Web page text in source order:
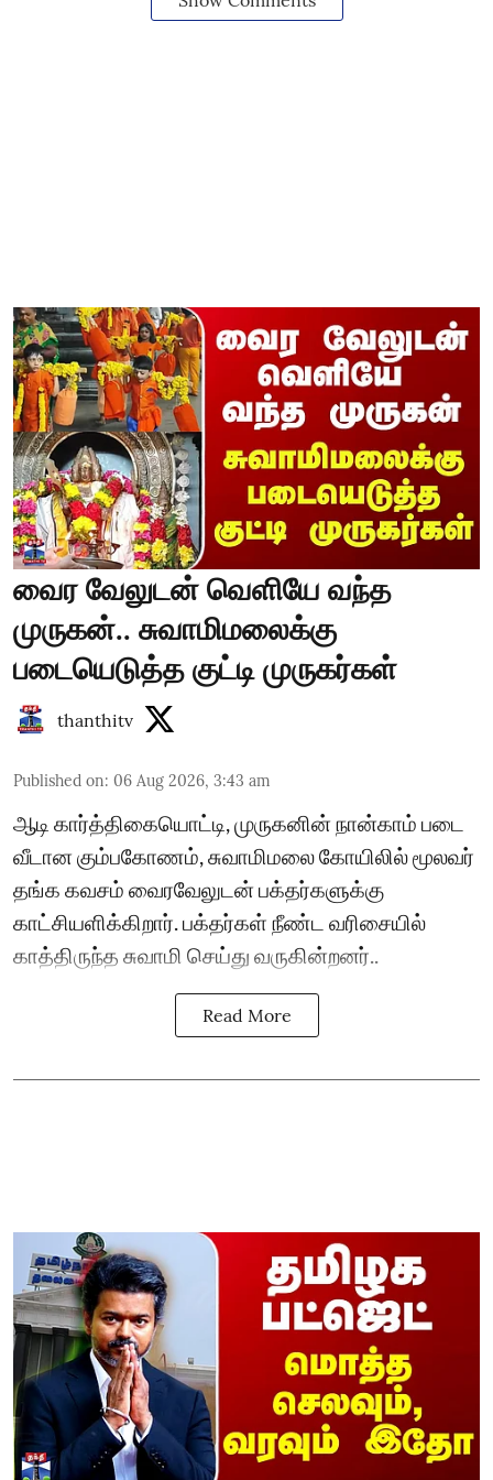
வைர வேலுடன் வெளியே வந்த
முருகன்.. சுவாமிமலைக்கு
படையெடுத்த குட்டி முருகர்கள்
thanthitv
Published on: 06 Aug 2026, 3:43 am
ஆடி கார்த்திகையொட்டி, முருகனின் நான்காம் படை
வீடான கும்பகோணம், சுவாமிமலை கோயிலில் மூலவர்
தங்க கவசம் வைரவேலுடன் பக்தர்களுக்கு
காட்சியளிக்கிறார். பக்தர்கள் நீண்ட வரிசையில்
காத்திருந்த சுவாமி செய்து வருகின்றனர்..
Read More